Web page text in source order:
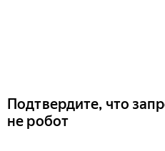
Подтвердите, что
не робот